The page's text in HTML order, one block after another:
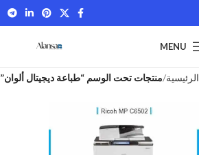
MENU
الرئيسية منتجات تحت الوسم “طباعة ديجيتال ألوان”